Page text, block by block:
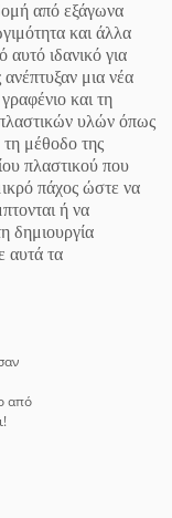
από εξάγωνα
και άλλα
αυτό ιδανικό για
μια νέα
και τη
υλών όπως
μέθοδο της
πλαστικού που
πάχος ώστε να
ή να
δημιουργία
αυτά τα
από